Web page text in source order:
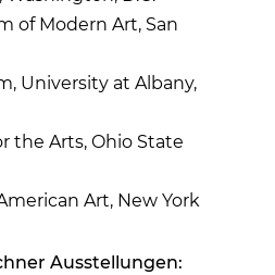
of Modern Art, San
University at Albany,
the Arts, Ohio State
Art, New York
Ausstellungen: